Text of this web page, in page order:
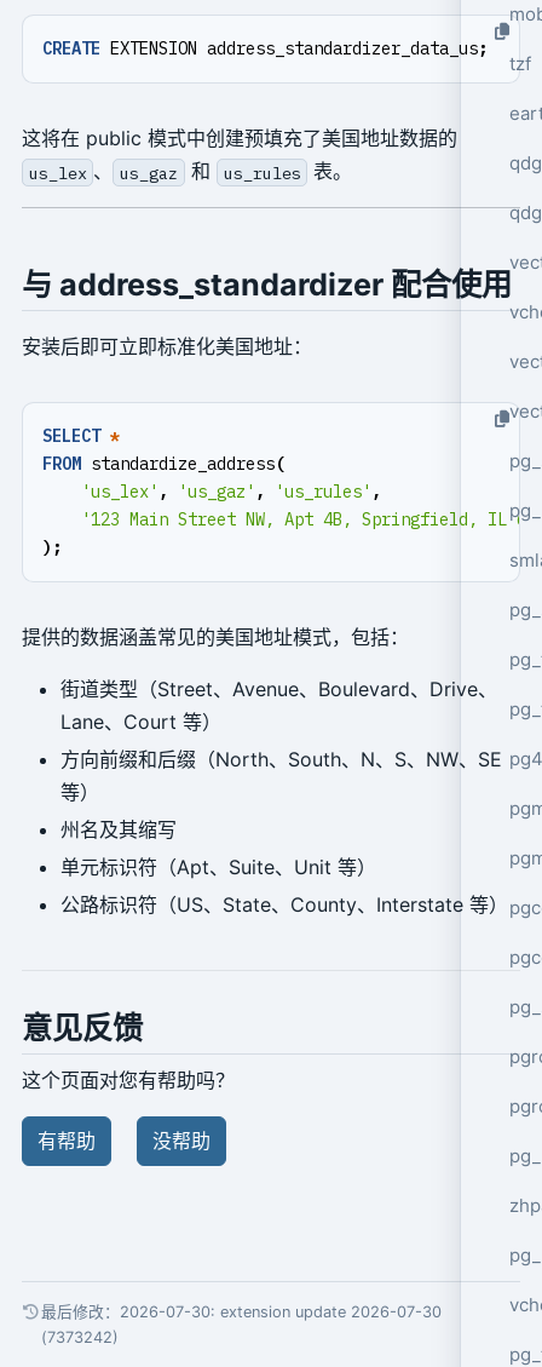
tzf
CREATE EXTENSION address_standardizer_data_us;
这将在 public 模式中创建预填充了美国地址数据的
us_lex 、 us_gaz 和 us_rules 表。
与 address_standardizer 配合使用
安装后即可立即标准化美国地址：
SELECT *
FROM standardize_address(
'us_lex' , 'us_gaz' , 'us_rules' ,
'123 Main Street NW, Apt 4B, Springfield, IL
);
提供的数据涵盖常见的美国地址模式，包括：
街道类型（Street、Avenue、Boulevard、Drive、
Lane、Court 等）
方向前缀和后缀（North、South、N、S、NW、SE
等）
州名及其缩写
单元标识符（Apt、Suite、Unit 等）
公路标识符（US、State、County、Interstate 等）
意见反馈
这个页面对您有帮助吗？
有帮助 没帮助
最后修改：2026-07-30: extension update 2026-07-30
(7373242)